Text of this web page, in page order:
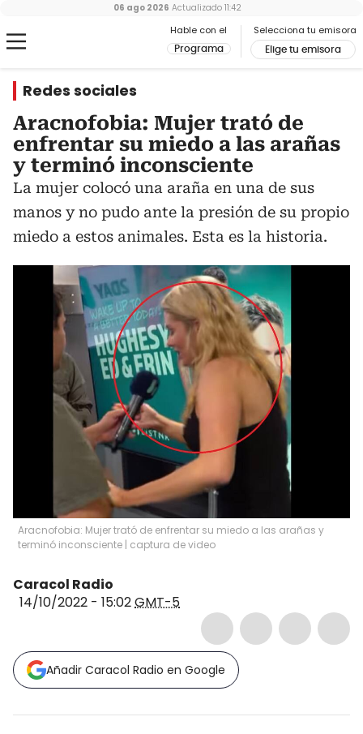
Hable con el
Programa
Selecciona tu emisora
Elige tu emisora
06 ago 2026 Actualizado 11:42
Redes sociales
Aracnofobia: Mujer trató de
enfrentar su miedo a las arañas
y terminó inconsciente
La mujer colocó una araña en una de sus
manos y no pudo ante la presión de su propio
miedo a estos animales. Esta es la historia.
Aracnofobia: Mujer trató de enfrentar su miedo a las arañas y
terminó inconsciente | captura de video
Caracol Radio
14/10/2022 - 15:02GMT-5
Añadir Caracol Radio en Google